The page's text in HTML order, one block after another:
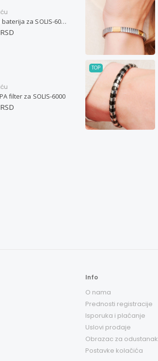
Zamenska baterija za SOLIS-6000
filter za SOLIS-6000
TOP
Info
O nama
Prednosti registracije
Isporuka i plaćanje
Uslovi prodaje
Obrazac za odustanak
Postavke kolačića